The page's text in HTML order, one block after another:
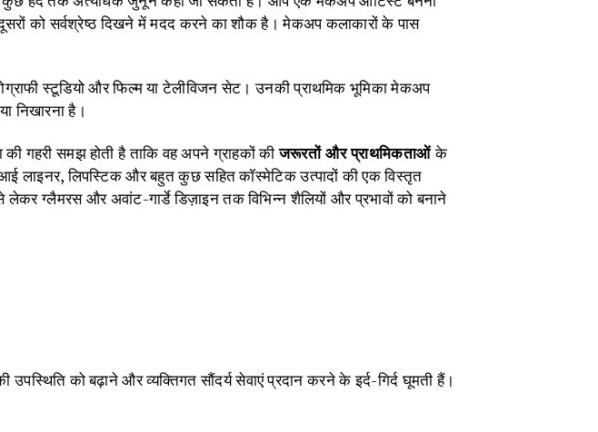
को सर्वश्रेष्ठ दिखने में मदद करने का शौक है। मेकअप कलाकारों के पास
स्टूडियो और फिल्म या टेलीविजन सेट। उनकी प्राथमिक भूमिका मेकअप
निखारना है।
की गहरी समझ होती है ताकि वह अपने ग्राहकों कीजरूरतों और प्राथमिकताओंके
लिपस्टिक और बहुत कुछ सहित कॉस्मेटिक उत्पादों की एक विस्तृत
ग्लैमरस और अवांट-गार्डे डिज़ाइन तक विभिन्न शैलियों और प्रभावों को बनाने
को बढ़ाने और व्यक्तिगत सौंदर्य सेवाएं प्रदान करने के इर्द-गिर्द घूमती हैं।